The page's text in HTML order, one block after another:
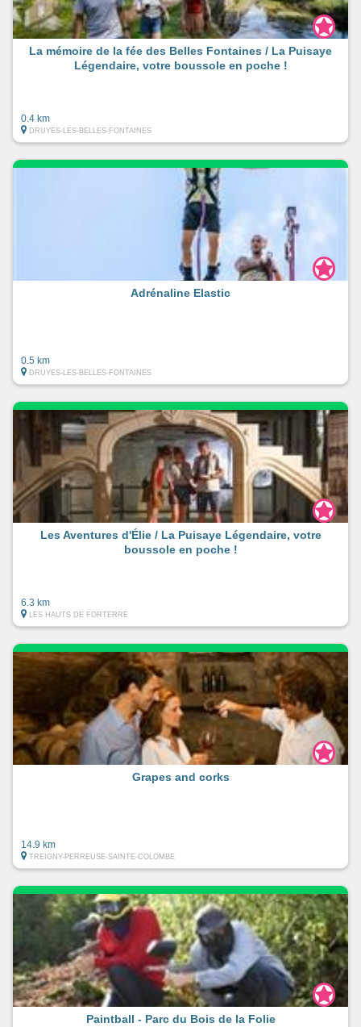
La mémoire de la fée des Belles Fontaines / La Puisaye
Légendaire, votre boussole en poche !
0.4 km
DRUYES-LES-BELLES-FONTAINES
Adrénaline Elastic
0.5 km
DRUYES-LES-BELLES-FONTAINES
Les Aventures d'Élie / La Puisaye Légendaire, votre
boussole en poche !
6.3 km
LES HAUTS DE FORTERRE
Grapes and corks
14.9 km
TREIGNY-PERREUSE-SAINTE-COLOMBE
Paintball - Parc du Bois de la Folie